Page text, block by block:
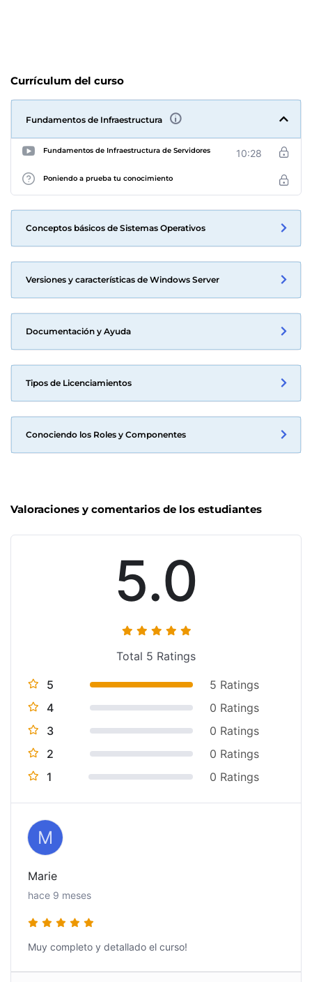
Currículum del curso
Fundamentos de Infraestructura
Fundamentos de Infraestructura de Servidores 10:28
Poniendo a prueba tu conocimiento
Conceptos básicos de Sistemas Operativos
Versiones y características de Windows Server
Documentación y Ayuda
Tipos de Licenciamientos
Conociendo los Roles y Componentes
Valoraciones y comentarios de los estudiantes
5.0
Total 5 Ratings
5
5 Ratings
4
0 Ratings
3
0 Ratings
2
0 Ratings
1
0 Ratings
M
Marie
hace 9 meses
Muy completo y detallado el curso!